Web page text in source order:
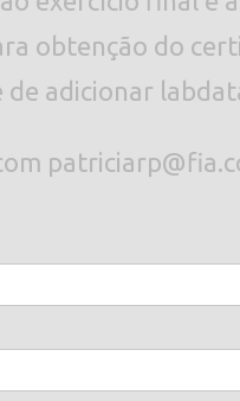
obtenção do
adicionar